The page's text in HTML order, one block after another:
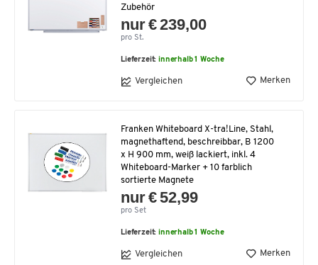
Zubehör
nur € 239,00
pro St.
Lieferzeit:innerhalb 1 Woche
Vergleichen Merken
Franken Whiteboard X-tra!Line, Stahl,
magnethaftend, beschreibbar, B 1200
x H 900 mm, weiß lackiert, inkl. 4
Whiteboard-Marker + 10 farblich
sortierte Magnete
nur € 52,99
pro Set
Lieferzeit:innerhalb 1 Woche
Vergleichen Merken